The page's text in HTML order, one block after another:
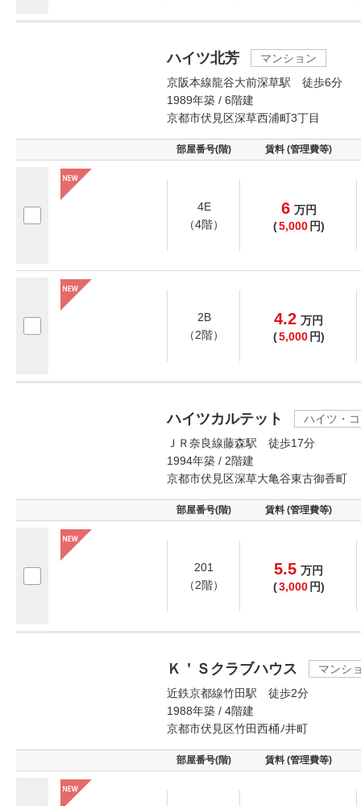
ハイツ北芳
マンション
京阪本線龍谷大前深草駅 徒歩6分
1989年築 / 6階建
京都市伏見区深草西浦町3丁目
部屋番号(階) 賃料 (管理費等)
4E
（4階）
6 万円
(5,000 円)
2B
（2階）
4.2 万円
(5,000 円)
ハイツカルテット
ハイツ・
ＪＲ奈良線藤森駅 徒歩17分
1994年築 / 2階建
京都市伏見区深草大亀谷東古御香町
部屋番号(階) 賃料 (管理費等)
201
（2階）
5.5 万円
(3,000 円)
Ｋ＇Ｓクラブハウス
マンシ
近鉄京都線竹田駅 徒歩2分
1988年築 / 4階建
京都市伏見区竹田西桶ﾉ井町
部屋番号(階) 賃料 (管理費等)